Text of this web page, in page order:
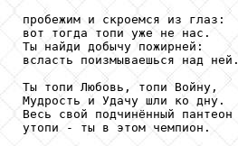
пробежим и скроемся из глаз:
вот тогда топи уже не нас.
Ты найди добычу пожирней:
всласть поизмываешься над ней.
Ты топи Любовь, топи Войну,
Мудрость и Удачу шли ко дну.
Весь свой подчинённый пантеон
утопи - ты в этом чемпион.